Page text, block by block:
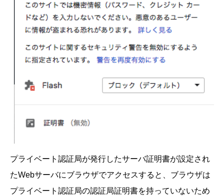
プライベート認証局が発行したサーバ証明書が設定され
たWebサーバにブラウザでアクセスすると、ブラウザは
プライベート認証局の認証局証明書を持っていないため